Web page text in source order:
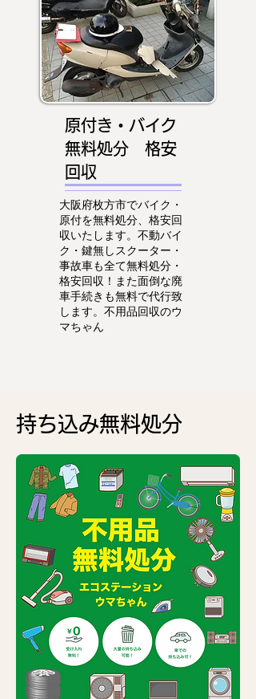
原付き・バイク
無料処分 格安
回収
大阪府枚方市でバイク・
原付を無料処分、格安回
収いたします。不動バイ
ク・鍵無しスクーター・
事故車も全て無料処分・
格安回収！また面倒な廃
車手続きも無料で代行致
します。不用品回収のウ
マちゃん
持ち込み無料処分